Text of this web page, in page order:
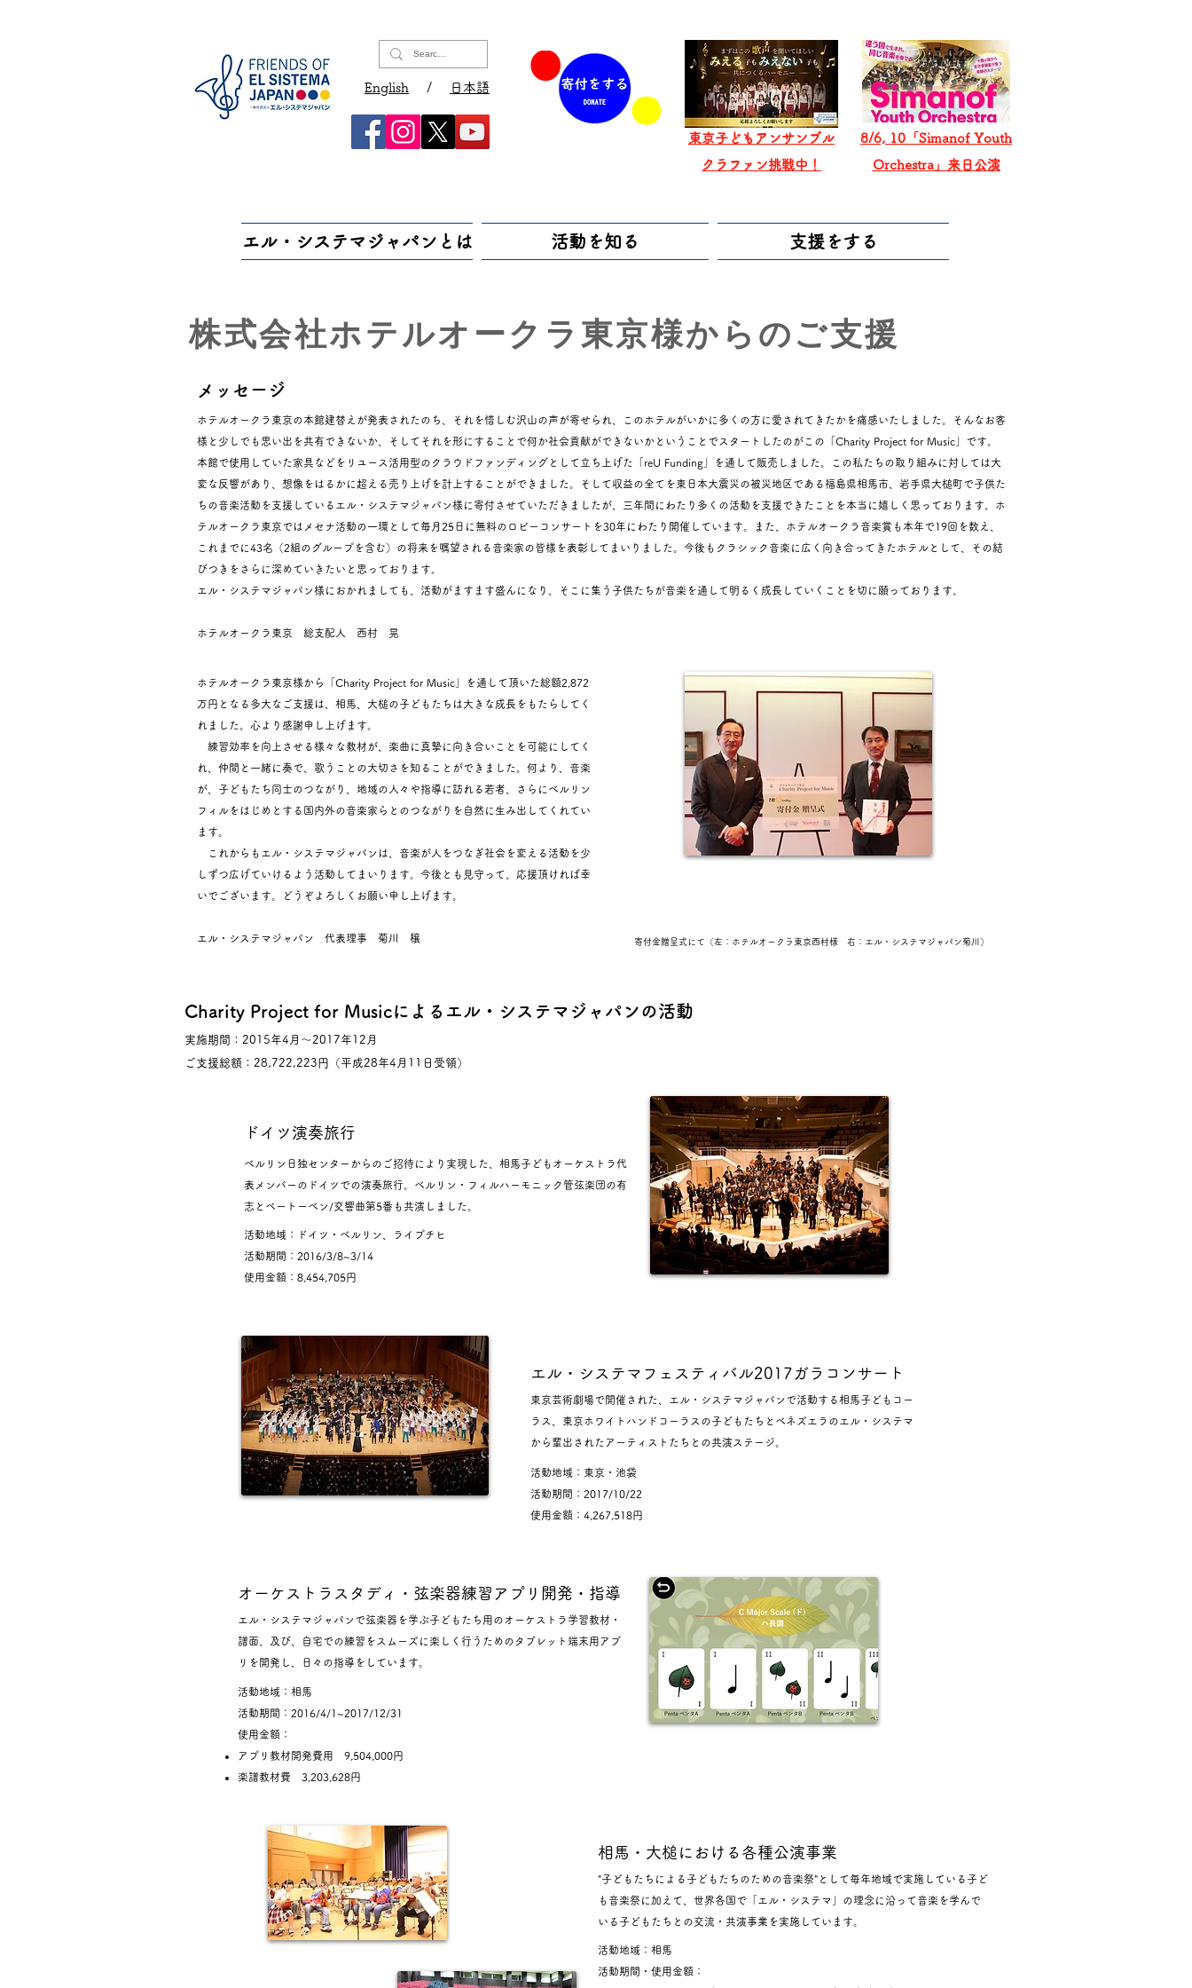
English / 日本語
東京子どもアンサンブル
​クラファン挑戦中！
8/6, 10「Simanof Youth
Orchestra」来日公演
エル・システマジャパンとは 活動を知る 支援をする
株式会社ホテルオークラ東京様からのご支援
メッセージ
ホテルオークラ東京の本館建替えが発表されたのち、それを惜しむ沢山の声が寄せられ、このホテルがいかに多くの方に愛されてきたかを痛感いたしました。そんなお客
様と少しでも思い出を共有できないか、そしてそれを形にすることで何か社会貢献ができないかということでスタートしたのがこの「Charity Project for Music」です。
本館で使用していた家具などをリユース活用型のクラウドファンディングとして立ち上げた「reU Funding」を通して販売しました。この私たちの取り組みに対しては大
変な反響があり、想像をはるかに超える売り上げを計上することができました。そして収益の全てを東日本大震災の被災地区である福島県相馬市、岩手県大槌町で子供た
ちの音楽活動を支援しているエル・システマジャパン様に寄付させていただきましたが、三年間にわたり多くの活動を支援できたことを本当に嬉しく思っております。ホ
テルオークラ東京ではメセナ活動の一環として毎月25日に無料のロビーコンサートを30年にわたり開催しています。また、ホテルオークラ音楽賞も本年で19回を数え、
これまでに43名（2組のグループを含む）の将来を嘱望される音楽家の皆様を表彰してまいりました。今後もクラシック音楽に広く向き合ってきたホテルとして、その結
びつきをさらに深めていきたいと思っております。
エル・システマジャパン様におかれましても、活動がますます盛んになり、そこに集う子供たちが音楽を通して明るく成長していくことを切に願っております。
ホテルオークラ東京 総支配人 西村 晃
ホテルオークラ東京様から「Charity Project for Music」を通して頂いた総額2,872
万円となる多大なご支援は、相馬、大槌の子どもたちは大きな成長をもたらしてく
れました。心より感謝申し上げます。
練習効率を向上させる様々な教材が、楽曲に真摯に向き合いことを可能にしてく
れ、仲間と一緒に奏で、歌うことの大切さを知ることができました。何より、音楽
が、子どもたち同士のつながり、地域の人々や指導に訪れる若者、さらにベルリン
フィルをはじめとする国内外の音楽家らとのつながりを自然に生み出してくれてい
ます。
これからもエル・システマジャパンは、音楽が人をつなぎ社会を変える活動を少
しずつ広げていけるよう活動してまいります。今後とも見守って、応援頂ければ幸
いでございます。どうぞよろしくお願い申し上げます。
エル・システマジャパン 代表理事 菊川 穣 寄付金贈呈式にて（左：ホテルオークラ東京西村様 右：エル・システマジャパン菊川）
Charity Project for Musicによるエル・システマジャパンの活動
​実施期間：2015年4月～2017年12月
ご支援総額：28,722,223円（平成28年4月11日受領）
ドイツ演奏旅行
ベルリン日独センターからのご招待により実現した、相馬子どもオーケストラ代
表メンバーのドイツでの演奏旅行。ベルリン・フィルハーモニック管弦楽団の有
志とベートーベン/交響曲第5番も共演しました。
活動地域：ドイツ・ベルリン、ライプチヒ
活動期間：2016/3/8~3/14
使用金額：8,454,705円
エル・システマフェスティバル2017ガラコンサート
東京芸術劇場で開催された、エル・システマジャパンで活動する相馬子どもコー
ラス、東京ホワイトハンドコーラスの子どもたちとベネズエラのエル・システマ
から輩出されたアーティストたちとの共演ステージ。
活動地域：東京・池袋
活動期間：2017/10/22
使用金額：4,267,518円
オーケストラスタディ・弦楽器練習アプリ開発・指導
エル・システマジャパンで弦楽器を学ぶ子どもたち用のオーケストラ学習教材・
譜面、及び、自宅での練習をスムーズに楽しく行うためのタブレット端末用アプ
リを開発し、日々の指導をしています。
活動地域：相馬
活動期間：2016/4/1~2017/12/31
使用金額：
アプリ教材開発費用 9,504,000円
楽譜教材費 3,203,628円
相馬​・大槌における各種公演事業
"子どもたちによる子どもたちのための音楽祭"として毎年地域で実施している子ど
も音楽祭に加えて、世界各国で「エル・システマ」の理念に沿って音楽を学んで
いる子どもたちとの交流・共演事業を実施しています。
活動地域：相馬
活動期間・使用金額：